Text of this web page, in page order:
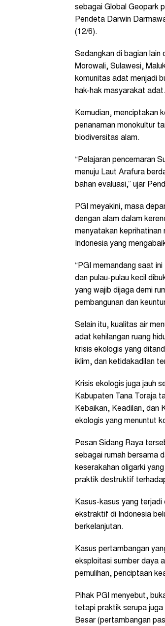
sebagai Global Geopark
Pendeta Darwin
(12/6).
Sedangkan di bagian lain
Morowali, Sulawesi,
komunitas adat menjadi
hak-hak masyarakat adat.
Kemudian, menciptakan
penanaman monokultur
biodiversitas alam.
“Pelajaran pencemaran
menuju Laut Arafura
bahan evaluasi,” ujar
PGI meyakini, masa
dengan alam dalam
menyatakan
Indonesia yang
“PGI memandang saat
dan pulau-pulau kecil
yang wajib dijaga demi
pembangunan dan
Selain itu, kualitas air
adat kehilangan ruang
krisis ekologis yang
iklim, dan ketidakadilan
Krisis ekologis juga jauh
Kabupaten Tana Toraja
Kebaikan, Keadilan, dan
ekologis yang menuntut
Pesan Sidang Raya
sebagai rumah bersama
keserakahan oligarki
praktik destruktif
Kasus-kasus yang
ekstraktif di Indonesia
berkelanjutan.
Kasus pertambangan
eksploitasi sumber daya
pemulihan, penciptaan
Pihak PGI menyebut,
tetapi praktik serupa
Besar (pertambangan